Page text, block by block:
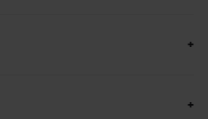
+
+